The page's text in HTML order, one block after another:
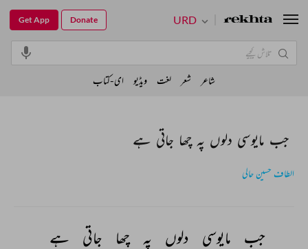
جب مایوسی دلوں پہ چھا جاتی ہے
الطاف حسین حالی
جب مایوسی دلوں پہ چھا جاتی
ہے
URD
Get App Donate
شاعر شعر لغت ویڈیو ای-کتاب